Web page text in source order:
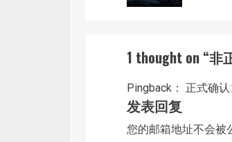
1 thought on “非
Pingback： 正式确
发表回复
您的邮箱地址不会被